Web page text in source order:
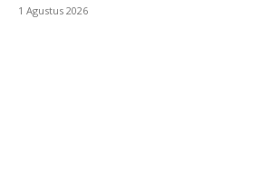
1 Agustus 2026